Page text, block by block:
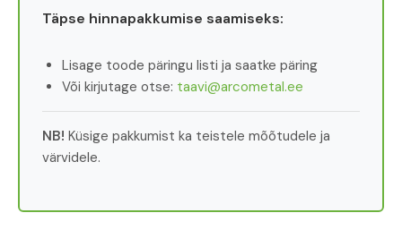
Täpse hinnapakkumise saamiseks:
Lisage toode päringu listi ja saatke päring
Või kirjutage otse: taavi@arcometal.ee
NB! Küsige pakkumist ka teistele mõõtudele ja
värvidele.